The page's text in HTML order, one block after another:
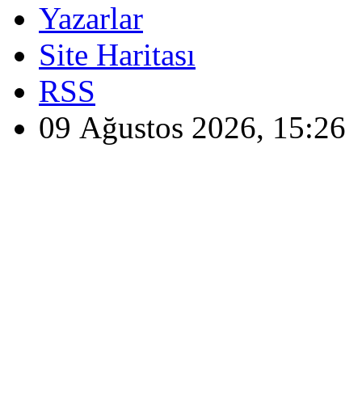
Yazarlar
Site Haritası
RSS
09 Ağustos 2026, 15:26